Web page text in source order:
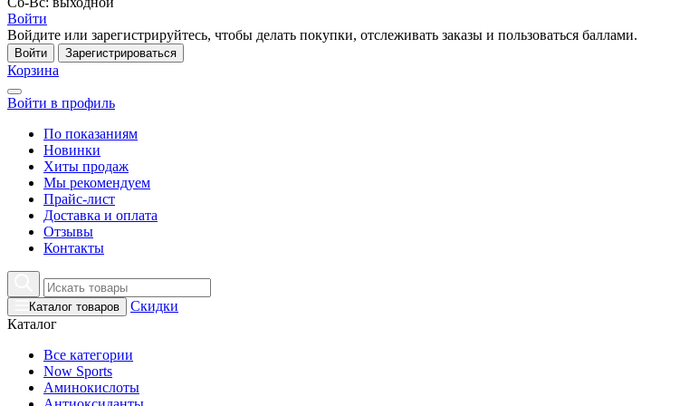
Войти
Войдите или зарегистрируйтесь, чтобы делать покупки, отслеживать заказы и пользоваться баллами.
Войти Зарегистрироваться
Корзина
Войти в профиль
По показаниям
Новинки
Хиты продаж
Мы рекомендуем
Прайс-лист
Доставка и оплата
Отзывы
Контакты
Каталог товаров
Скидки
Каталог
Все категории
Now Sports
Аминокислоты